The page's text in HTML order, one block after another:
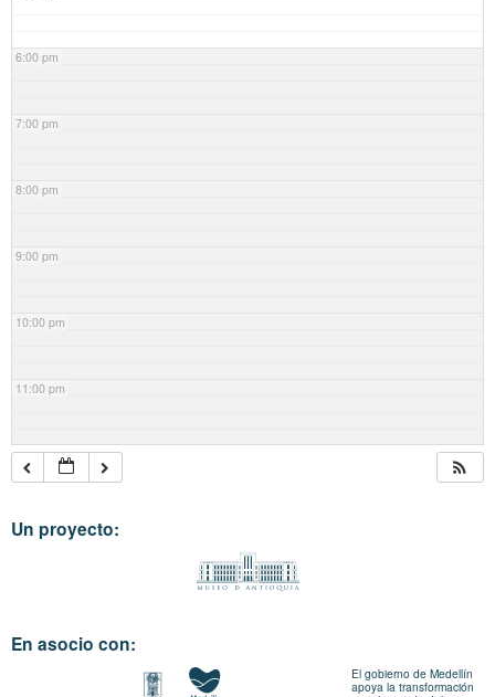
6:00 pm
7:00 pm
8:00 pm
9:00 pm
10:00 pm
11:00 pm
Un proyecto:
En asocio con:
El gobierno de Medellín
apoya la transformación